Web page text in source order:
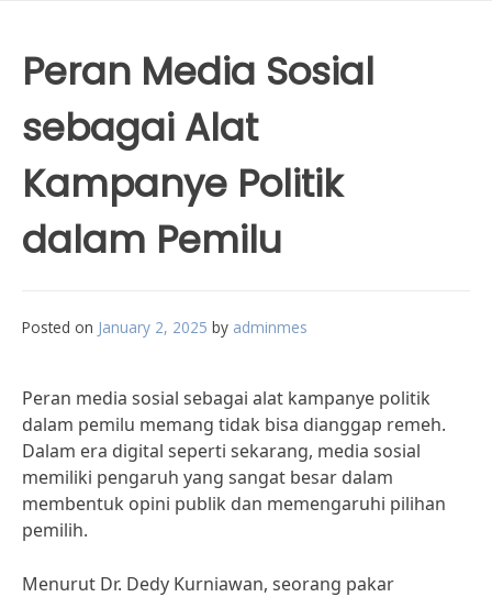
Peran Media Sosial
sebagai Alat
Kampanye Politik
dalam Pemilu
Posted on January 2, 2025 by adminmes
Peran media sosial sebagai alat kampanye politik
dalam pemilu memang tidak bisa dianggap remeh.
Dalam era digital seperti sekarang, media sosial
memiliki pengaruh yang sangat besar dalam
membentuk opini publik dan memengaruhi pilihan
pemilih.
Menurut Dr. Dedy Kurniawan, seorang pakar